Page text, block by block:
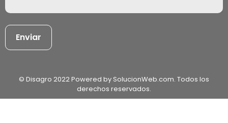
© Disagro 2022 Powered by SolucionWeb.com. Todos los
derechos reservados.